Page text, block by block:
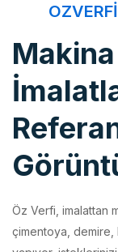
Öz Verfi, imalattan
yapıyor,
Makina